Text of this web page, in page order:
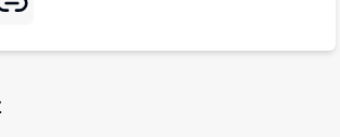
リンクをコピー